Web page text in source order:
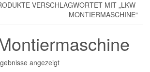
VERSCHLAGWORTET MIT „LKW-
MONTIERMASCHINE“
angezeigt